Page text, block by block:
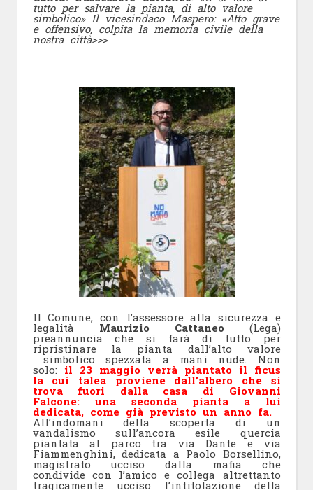
tutto per salvare la pianta, di alto valore
simbolico» Il vicesindaco Maspero: «Atto grave
e offensivo, colpita la memoria civile della
nostra città>>>
Il Comune, con l’assessore alla sicurezza e
legalità Maurizio Cattaneo (Lega)
preannuncia che si farà di tutto per
ripristinare la pianta dall’alto valore
simbolico spezzata a mani nude. Non
solo: il 23 maggio verrà piantato il ficus
la cui talea proviene dall’albero che si
trova fuori dalla casa di Giovanni
Falcone: una seconda pianta a lui
dedicata, come già previsto un anno fa.
All’indomani della scoperta di un
vandalismo sull’ancora esile quercia
piantata al parco tra via Dante e via
Fiammenghini, dedicata a Paolo Borsellino,
magistrato ucciso dalla mafia che
condivide con l’amico e collega altrettanto
tragicamente ucciso l’intitolazione della